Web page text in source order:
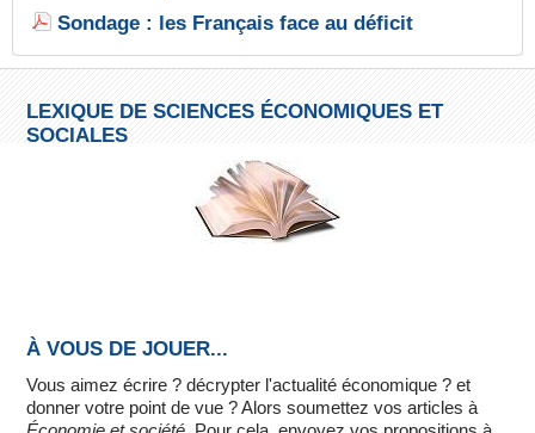
Sondage : les Français face au déficit
LEXIQUE DE SCIENCES ÉCONOMIQUES ET
SOCIALES
À VOUS DE JOUER...
Vous aimez écrire ? décrypter l'actualité économique ? et
donner votre point de vue ? Alors soumettez vos articles à